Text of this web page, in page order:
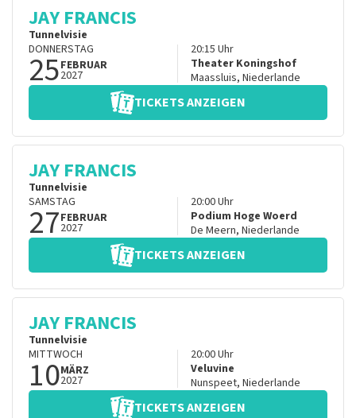
JAY FRANCIS
Tunnelvisie
DONNERSTAG
25FEBRUAR
2027
20:15 Uhr
Theater Koningshof
Maassluis, Niederlande
TICKETS ANZEIGEN
JAY FRANCIS
Tunnelvisie
SAMSTAG
27FEBRUAR
2027
20:00Uhr
Podium Hoge Woerd
De Meern, Niederlande
TICKETS ANZEIGEN
JAY FRANCIS
Tunnelvisie
MITTWOCH
10MÄRZ
2027
20:00Uhr
Veluvine
Nunspeet, Niederlande
TICKETS ANZEIGEN